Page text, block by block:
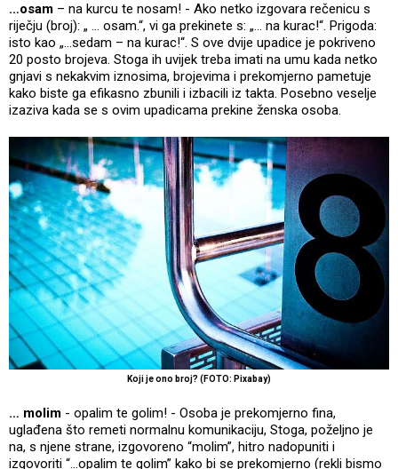
…osam – na kurcu te nosam! - Ako netko izgovara rečenicu s
riječju (broj): „ ... osam.“, vi ga prekinete s: „... na kurac!“. Prigoda:
isto kao „…sedam – na kurac!“. S ove dvije upadice je pokriveno
20 posto brojeva. Stoga ih uvijek treba imati na umu kada netko
gnjavi s nekakvim iznosima, brojevima i prekomjerno pametuje
kako biste ga efikasno zbunili i izbacili iz takta. Posebno veselje
izaziva kada se s ovim upadicama prekine ženska osoba.
Koji je ono broj? (FOTO: Pixabay)
… molim - opalim te golim! - Osoba je prekomjerno fina,
uglađena što remeti normalnu komunikaciju, Stoga, poželjno je
na, s njene strane, izgovoreno “molim”, hitro nadopuniti i
izgovoriti “…opalim te golim” kako bi se prekomjerno (rekli bismo